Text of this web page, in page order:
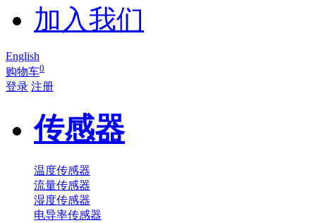
加入我们
English
购物车0
登录 注册
传感器
温度传感器
流量传感器
湿度传感器
电导率传感器